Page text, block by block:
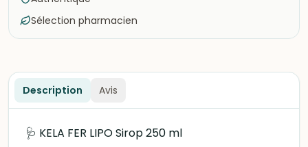
Sélection pharmacien
Description Avis
🩺 KELA FER LIPO Sirop 250 ml